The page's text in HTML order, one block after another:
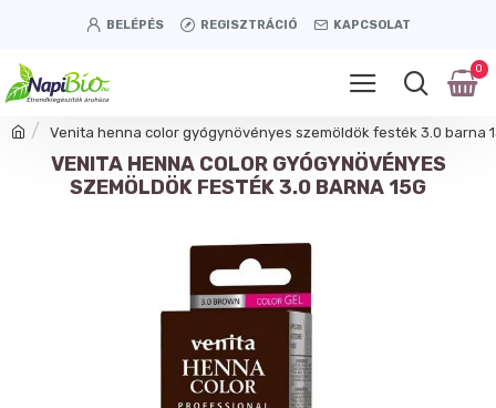
BELÉPÉS REGISZTRÁCIÓ KAPCSOLAT
0
Venita henna color gyógynövényes szemöldök festék 3.0 barna
VENITA HENNA COLOR GYÓGYNÖVÉNYES
SZEMÖLDÖK FESTÉK 3.0 BARNA 15G